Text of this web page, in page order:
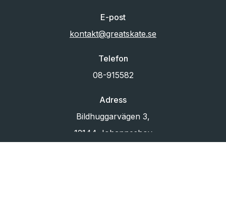
E-post
kontakt@greatskate.se
Telefon
08-915582
Adress
Bildhuggarvägen 3,
12144 Johanneshov